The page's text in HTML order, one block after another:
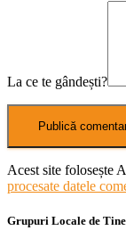
La ce te gândești?
Acest site folosește
procesate datele
Grupuri Locale de